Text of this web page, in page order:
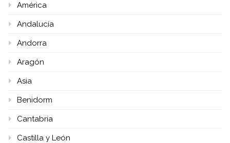
América
Andalucía
Andorra
Aragón
Asia
Benidorm
Cantabria
Castilla y León